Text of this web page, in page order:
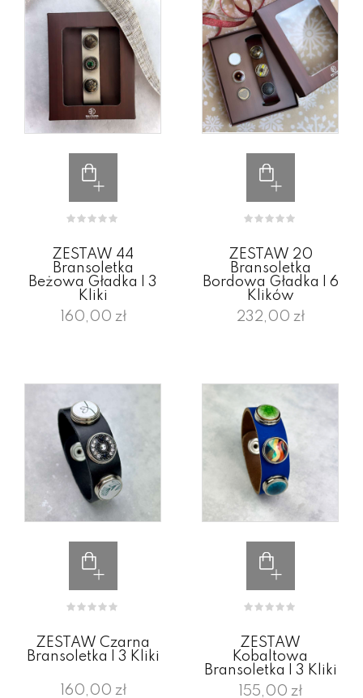
ZESTAW 44
Bransoletka
Beżowa Gładka I 3
Kliki
160,00 zł
ZESTAW 20
Bransoletka
Bordowa Gładka I 6
Klików
232,00 zł
ZESTAW Czarna
Bransoletka I 3 Kliki
160,00 zł
ZESTAW
Kobaltowa
Bransoletka I 3 Kliki
155,00 zł